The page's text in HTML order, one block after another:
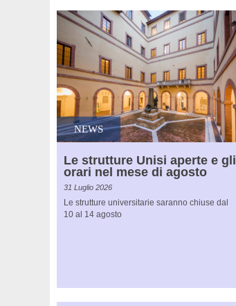
NEWS
Le strutture Unisi aperte e gli
orari nel mese di agosto
31 Luglio 2026
Le strutture universitarie saranno chiuse dal
10 al 14 agosto